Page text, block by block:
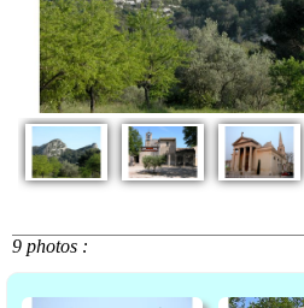
9 photos :